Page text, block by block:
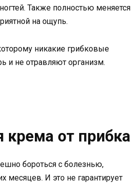
Также полностью меняется
на ощупь.
никакие грибковые
и не отравляют организм.
крема от прибка
бороться с болезнью,
месяцев. И это не гарантирует